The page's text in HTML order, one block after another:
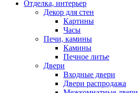
Отделка, интерьер
Декор для стен
Картины
Часы
Печи, камины
Камины
Печное литье
Двери
Входные двери
Двери распродажа